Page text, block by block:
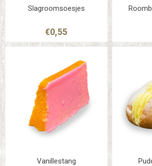
Slagroomsoesjes
€0,55
Vanillestang